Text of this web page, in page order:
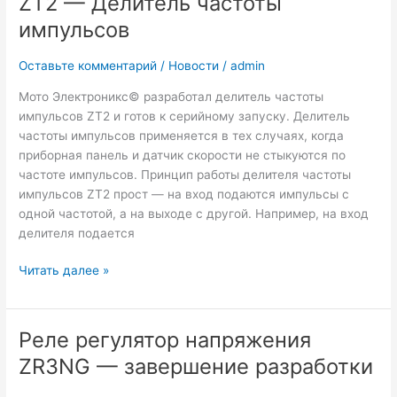
импульсов
Оставьте комментарий / Новости /admin
Мото Электроникс© разработал делитель частоты
импульсов ZT2 и готов к серийному запуску. Делитель
частоты импульсов применяется в тех случаях, когда
приборная панель и датчик скорости не стыкуются по
частоте импульсов. Принцип работы делителя частоты
импульсов ZT2 прост — на вход подаются импульсы с
одной частотой, а на выходе с другой. Например, на вход
делителя подается
ZT2
Делитель
частоты
импульсов
Читать далее »
Реле регулятор напряжения
ZR3NG — завершение разработки